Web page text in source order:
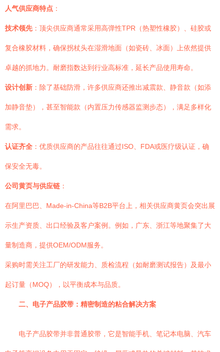
人气供应商特点 ：
技术领先 ：顶尖供应商通常采用高弹性TPR（热塑性橡胶）、硅胶或
复合橡胶材料，确保拐杖头在湿滑地面（如瓷砖、冰面）上依然提供
卓越的抓地力。耐磨指数达到行业高标准，延长产品使用寿命。
设计创新 ：除了基础防滑，许多供应商还推出减震款、静音款（如添
加静音垫），甚至智能款（内置压力传感器监测步态），满足多样化
需求。
认证齐全 ：优质供应商的产品往往通过ISO、FDA或医疗级认证，确
保安全无毒。
公司黄页与供应链 ：
在阿里巴巴、Made-in-China等B2B平台上，相关供应商黄页会突出展
示生产资质、出口经验及客户案例。例如，广东、浙江等地聚集了大
量制造商，提供OEM/ODM服务。
采购时需关注工厂的研发能力、质检流程（如耐磨测试报告）及最小
起订量（MOQ），以平衡成本与品质。
二、电子产品胶带：精密制造的粘合解决方案
电子产品胶带并非普通胶带，它是智能手机、笔记本电脑、汽车